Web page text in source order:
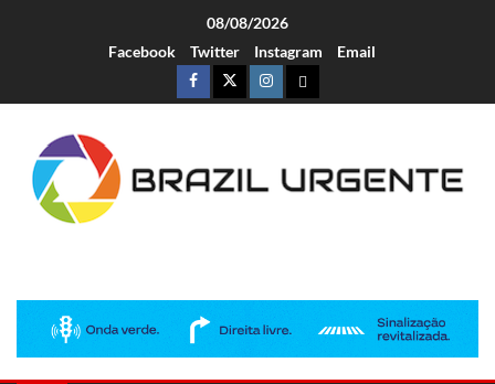
08/08/2026
Facebook
Twitter Instagram Email